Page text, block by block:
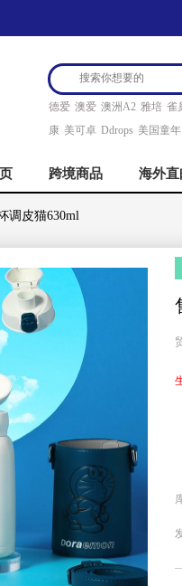
德爱 澳爱 澳洲A2 雅培 雀
康 美可卓 Ddrops 美国童年
跨境商品 海外直
调皮猫630ml